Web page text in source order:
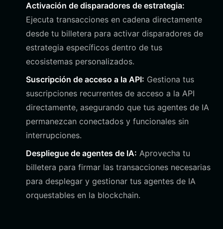
Activación de disparadores de estrategia:
Ejecuta transacciones en cadena directamente
desde tu billetera para activar disparadores de
estrategia específicos dentro de tus
ecosistemas personalizados.
Suscripción de acceso a la API: Gestiona tus
suscripciones recurrentes de acceso a la API
directamente, asegurando que tus agentes de IA
permanezcan conectados y funcionales sin
interrupciones.
Despliegue de agentes de IA: Aprovecha tu
billetera para firmar las transacciones necesarias
para desplegar y gestionar tus agentes de IA
orquestables en la blockchain.